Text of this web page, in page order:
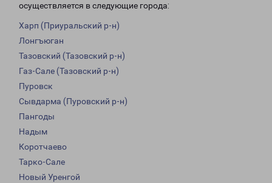
осуществляется в следующие города:
Харп (Приуральский р-н)
Лонгъюган
Тазовский (Тазовский р-н)
Газ-Сале (Тазовский р-н)
Пуровск
Сывдарма (Пуровский р-н)
Пангоды
Надым
Коротчаево
Тарко-Сале
Новый Уренгой